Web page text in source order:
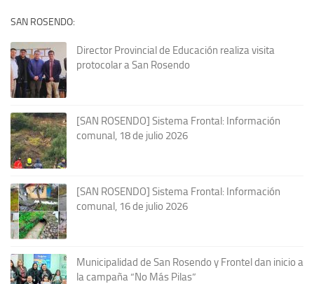
SAN ROSENDO:
Director Provincial de Educación realiza visita
protocolar a San Rosendo
[SAN ROSENDO] Sistema Frontal: Información
comunal, 18 de julio 2026
[SAN ROSENDO] Sistema Frontal: Información
comunal, 16 de julio 2026
Municipalidad de San Rosendo y Frontel dan inicio a
la campaña “No Más Pilas”